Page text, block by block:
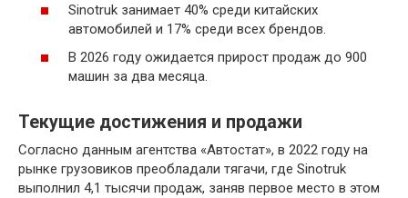
Sinotruk занимает 40% среди китайских
автомобилей и 17% среди всех брендов.
В 2026 году ожидается прирост продаж до 900
машин за два месяца.
Текущие достижения и продажи
Согласно данным агентства «Автостат», в 2022 году на
рынке грузовиков преобладали тягачи, где Sinotruk
выполнил 4,1 тысячи продаж, заняв первое место в этом